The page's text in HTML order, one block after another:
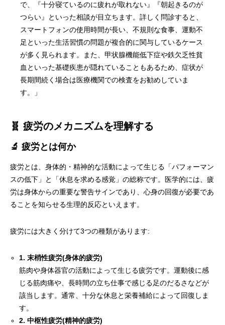
で、『十分寝ているのに疲れが取れない』『朝起きるのが
つらい』といった相談が目立ちます。詳しく問診すると、
スマートフォンの使用時間が長い、不規則な食事、運動不
足といった生活習慣の問題が複合的に関与しているケース
が多く見られます。また、甲状腺機能低下症や鉄欠乏性貧
血といった基礎疾患が隠れていることもあるため、症状が
長期間続く場合は医療機関での検査をお勧めしていま
す。」
🧬 疲労のメカニズムを理解する
🔬 疲労とは何か
疲労とは、身体的・精神的な活動によって生じる「パフォーマン
スの低下」と「休息を求める感覚」の総称です。医学的には、疲
労は身体からの重要な警告サインであり、心身の回復が必要であ
ることを知らせる生理的反応といえます。
疲労には大きく分けて3つの種類があります:
1. 末梢性疲労(身体的疲労)
筋肉や身体器官の活動によって生じる疲労です。運動後に感
じる筋肉痛や、長時間の立ち仕事で感じる足のだるさなどが
該当します。通常、十分な休息と栄養補給によって回復しま
す。
2. 中枢性疲労(精神的疲労)